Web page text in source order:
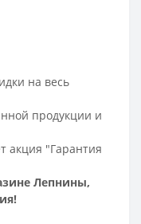
на весь
продукции и
акция "Гарантия
Лепнины,